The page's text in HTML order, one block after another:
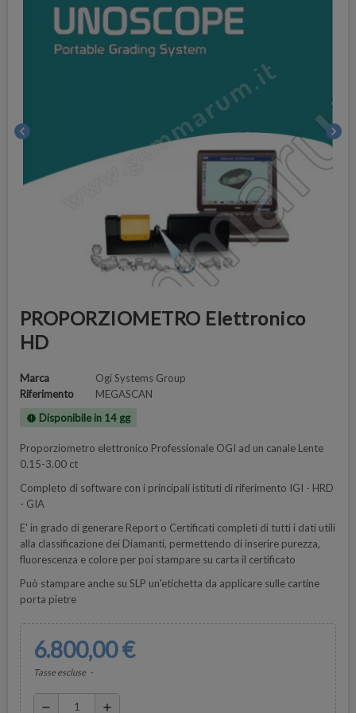
chevron_left chevron_right
PROPORZIOMETRO Elettronico
HD
Marca
Ogi Systems Group
Riferimento
MEGASCAN
new_releases Disponibile in 14 gg
Proporziometro elettronico Professionale OGI ad un canale Lente
0.15-3.00 ct
Completo di software con i principali istituti di riferimento IGI - HRD
- GIA
E' in grado di generare Report o Certificati completi di tutti i dati utili
alla classificazione dei Diamanti, permettendo di inserire purezza,
fluorescenza e colore per poi stampare su carta il certificato
Può stampare anche su SLP un'etichetta da applicare sulle cartine
porta pietre
6.800,00 €
Tasse escluse
remove add